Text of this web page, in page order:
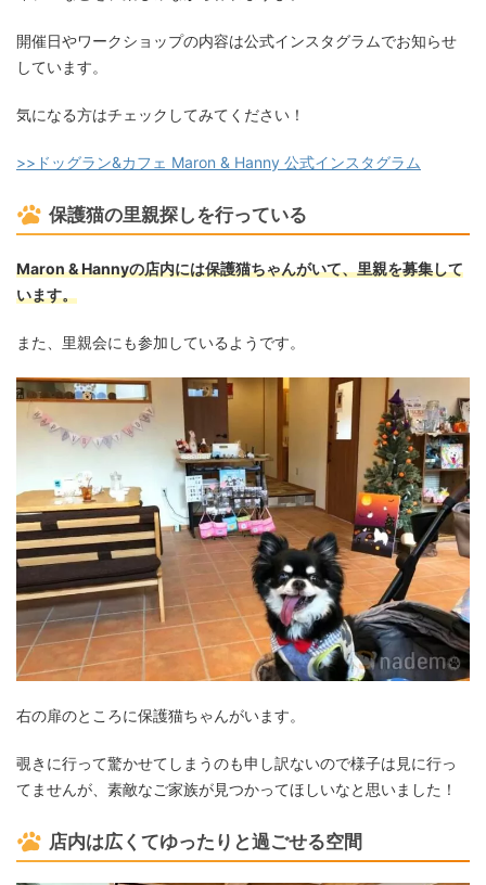
開催日やワークショップの内容は公式インスタグラムでお知らせ
しています。
気になる方はチェックしてみてください！
>>ドッグラン&カフェ Maron & Hanny 公式インスタグラム
保護猫の里親探しを行っている
Maron & Hannyの店内には保護猫ちゃんがいて、里親を募集して
います。
また、里親会にも参加しているようです。
右の扉のところに保護猫ちゃんがいます。
覗きに行って驚かせてしまうのも申し訳ないので様子は見に行っ
てませんが、素敵なご家族が見つかってほしいなと思いました！
店内は広くてゆったりと過ごせる空間